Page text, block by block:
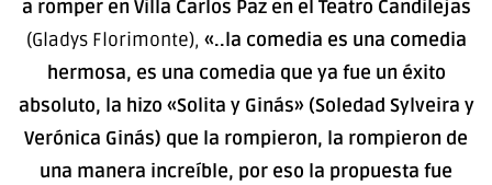
a romper en Villa Carlos Paz en el Teatro Candilejas
(Gladys Florimonte), «..la comedia es una comedia
hermosa, es una comedia que ya fue un éxito
absoluto, la hizo «Solita y Ginás» (Soledad Sylveira y
Verónica Ginás) que la rompieron, la rompieron de
una manera increíble, por eso la propuesta fue